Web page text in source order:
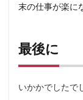
末の仕事が楽に
最後に
いかかでしたで